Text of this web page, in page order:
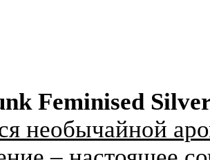
Feminised
необычайной